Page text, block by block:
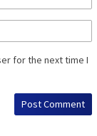
for the next time I